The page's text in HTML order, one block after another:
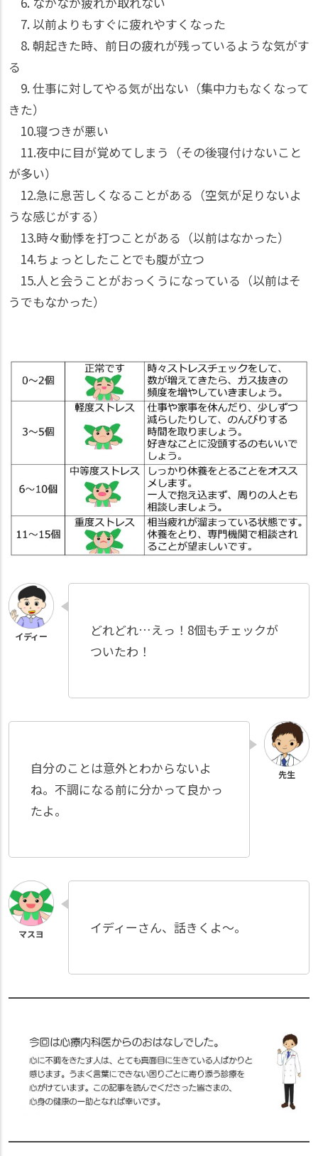
7. 以前よりもすぐに疲れやすくなった
8. 朝起きた時、前日の疲れが残っているような気がす
る
9. 仕事に対してやる気が出ない（集中力もなくなって
きた）
10.寝つきが悪い
11.夜中に目が覚めてしまう（その後寝付けないこと
が多い）
12.急に息苦しくなることがある（空気が足りないよ
うな感じがする）
13.時々動悸を打つことがある（以前はなかった）
14.ちょっとしたことでも腹が立つ
15.人と会うことがおっくうになっている（以前はそ
うでもなかった）
どれどれ…えっ！8個もチェックが
ついたわ！
自分のことは意外とわからないよ
ね。不調になる前に分かって良かっ
たよ。
イディーさん、話きくよ～。